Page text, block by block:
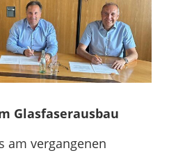
Glasfaserausbau
am vergangenen